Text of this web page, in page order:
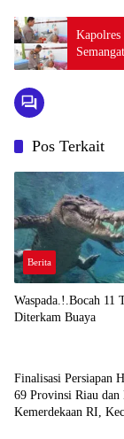
Labuhan
Pos Terkait
Berita
Waspada.!.Bocah 11
Diterkam Buaya
Finalisasi Persiapan
69 Provinsi Riau dan
Kemerdekaan RI,
Berita